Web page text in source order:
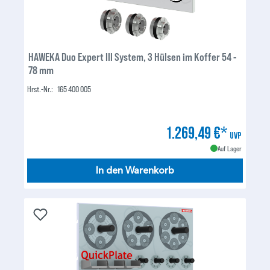
HAWEKA Duo Expert III System, 3 Hülsen im Koffer 54 -
78 mm
Hrst.-Nr.: 165 400 005
1.269,49 €* UVP
Auf Lager
In den Warenkorb